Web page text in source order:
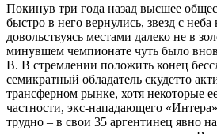
Покинув три года назад высшее
быстро в него вернулись, звезд с неба
довольствуясь местами далеко не в
минувшем чемпионате чуть было
В. В стремлении положить конец
семикратный обладатель скудетто
трансферном рынке, хотя некоторые
частности, экс-нападающего
трудно – в свои 35 аргентинец явно